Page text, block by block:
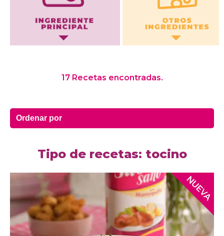
17 Recetas encontradas.
Tipo de recetas: tocino